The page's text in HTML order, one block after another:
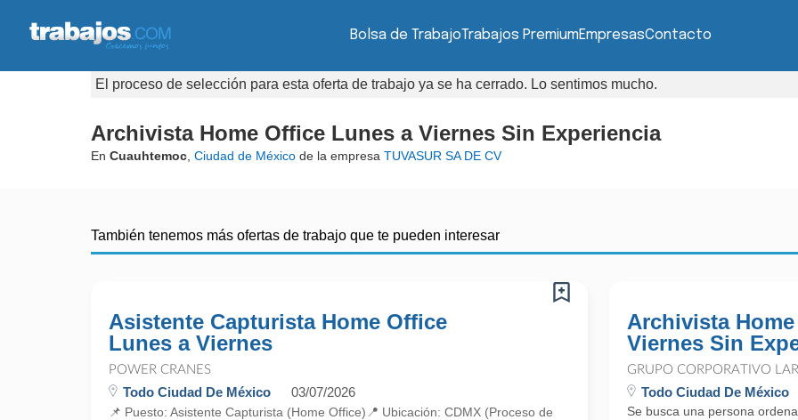
Bolsa de TrabajoTrabajos PremiumEmpresasContacto
El proceso de selección para esta oferta de trabajo ya se ha cerrado. Lo sentimos mucho.
Archivista Home Office Lunes a Viernes Sin Experiencia
En Cuauhtemoc Ciudad de México de la empresa TUVASUR SA DE CV
También tenemos más ofertas de trabajo que te pueden interesar
Asistente Capturista Home Office
Lunes a Viernes
POWER CRANES
Todo Ciudad De México 03/07/2026
📌 Puesto: Asistente Capturista (Home Office)📍 Ubicación: CDMX (Proceso de
Archivista
Viernes Sin
GRUPO CORPORATIVO
Todo Ciudad De México
Se busca una persona